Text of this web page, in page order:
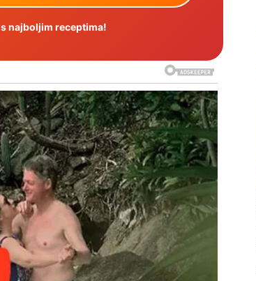
najboljim receptima!